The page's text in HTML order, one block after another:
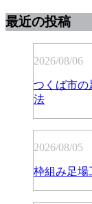
最近の投稿
2026/08/06
つくば市の
法
2026/08/05
枠組み足場